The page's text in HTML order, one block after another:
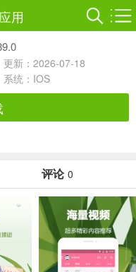
用
更新：2026-07-18
系统：IOS
评论 0